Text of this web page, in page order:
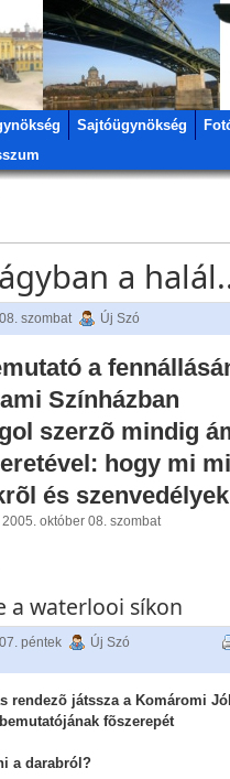
Sajtóügynökség
a
szombat Új Szó
a
Színházban
szerzõ mindig
hogy mi
és
október 08. szombat
a waterlooi síkon
péntek Új Szó
rendezõ játssza a Komáromi
fõszerepét
a darabról?